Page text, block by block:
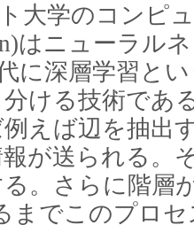
大学のコンピ
はニューラル
に深層学習と
ける技術であ
えば辺を抽出
が送られる。
。さらに階層
までこのプロ